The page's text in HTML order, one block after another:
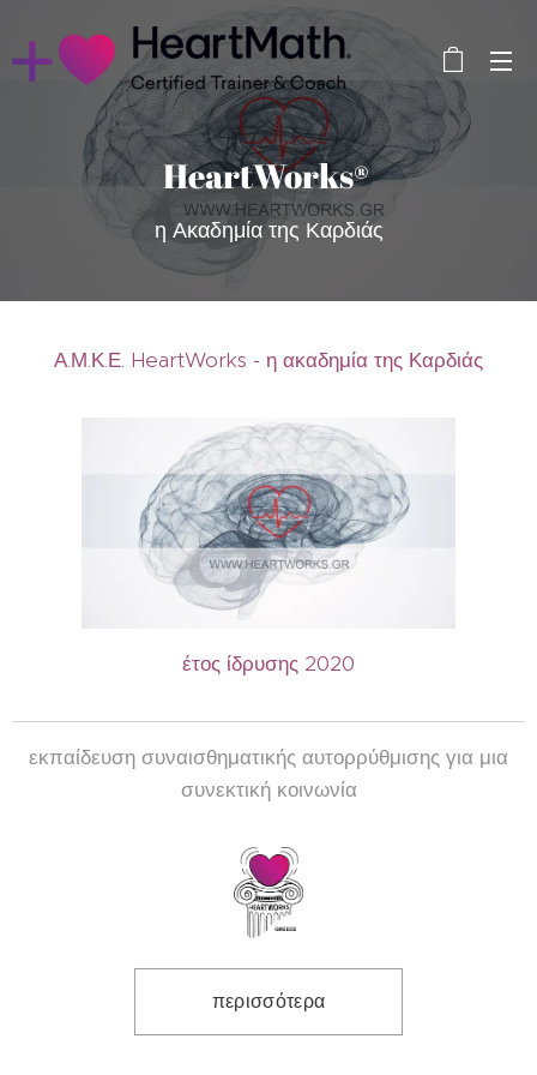
HeartWorks®
η Ακαδημία της Καρδιάς
Α.Μ.Κ.Ε. HeartWorks - η ακαδημία της Καρδιάς
έτος ίδρυσης 2020
εκπαίδευση συναισθηματικής αυτορρύθμισης για μια
συνεκτική κοινωνία
περισσότερα